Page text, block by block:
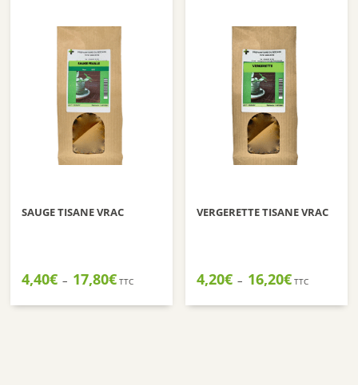
SAUGE TISANE VRAC
4,40€ – 17,80€Plage
prix :
TTC
VERGERETTE TISANE VRAC
4,20€ – 16,20€Plage
prix :
TTC